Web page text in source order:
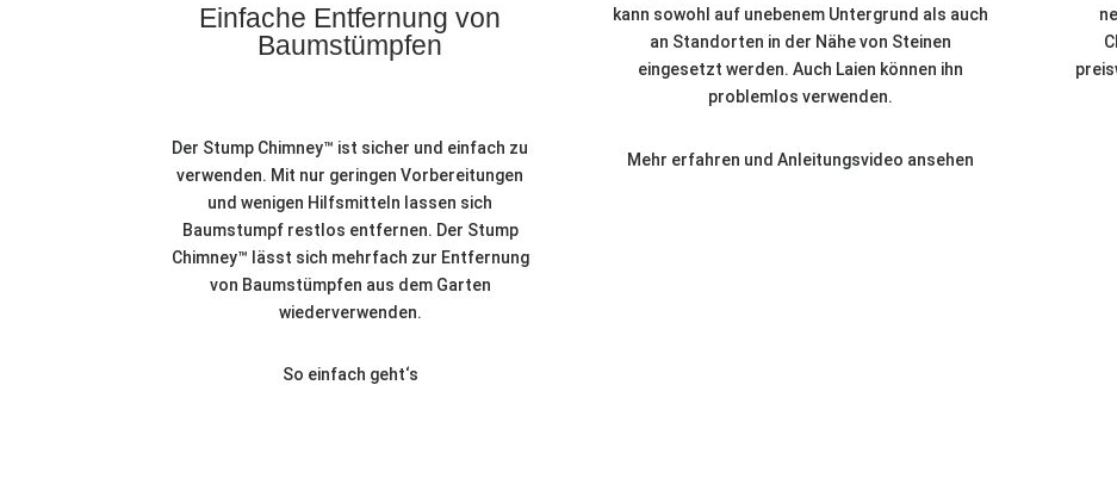
Einfache Entfernung von
Baumstümpfen
Der Stump Chimney™ ist sicher und einfach zu
verwenden. Mit nur geringen Vorbereitungen
und wenigen Hilfsmitteln lassen sich
Baumstumpf restlos entfernen. Der Stump
Chimney™ lässt sich mehrfach zur Entfernung
von Baumstümpfen aus dem Garten
wiederverwenden.
So einfach geht‘s
kann sowohl auf unebenem Untergrund als auch
an Standorten in der Nähe von Steinen
eingesetzt werden. Auch Laien können ihn
problemlos verwenden.
Mehr erfahren und Anleitungsvideo ansehen